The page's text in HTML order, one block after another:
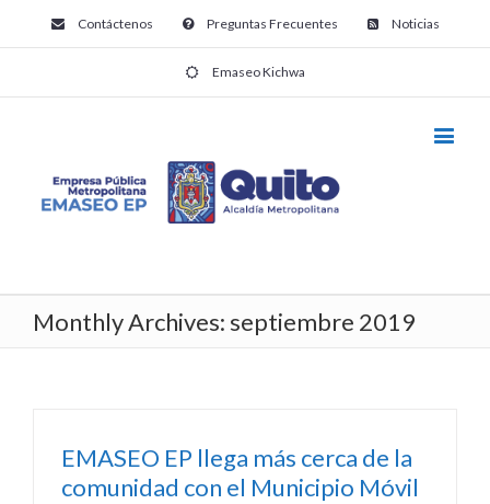
Contáctenos Preguntas Frecuentes Noticias
Emaseo Kichwa
Monthly Archives: septiembre 2019
EMASEO EP llega más cerca de la
comunidad con el Municipio Móvil